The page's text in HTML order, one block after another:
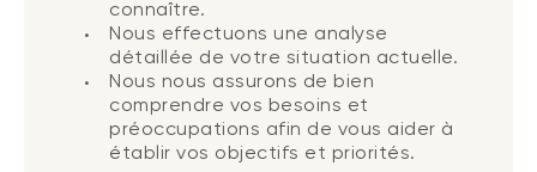
connaître.
Nous effectuons une analyse
détaillée de votre situation actuelle.
Nous nous assurons de bien
comprendre vos besoins et
préoccupations afin de vous aider à
établir vos objectifs et priorités.